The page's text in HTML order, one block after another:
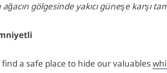
gölgesinde yakıcı güneşe karşı
a safe place to hide our valuables